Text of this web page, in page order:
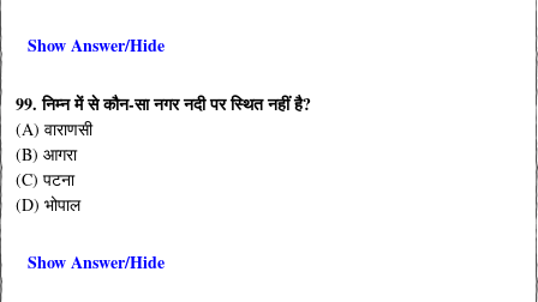
Show Answer/Hide
99. निम्न में से कौन-सा नगर नदी पर स्थित नहीं है?
(A) वाराणसी
(B) आगरा
(C) पटना
(D) भोपाल
Show Answer/Hide